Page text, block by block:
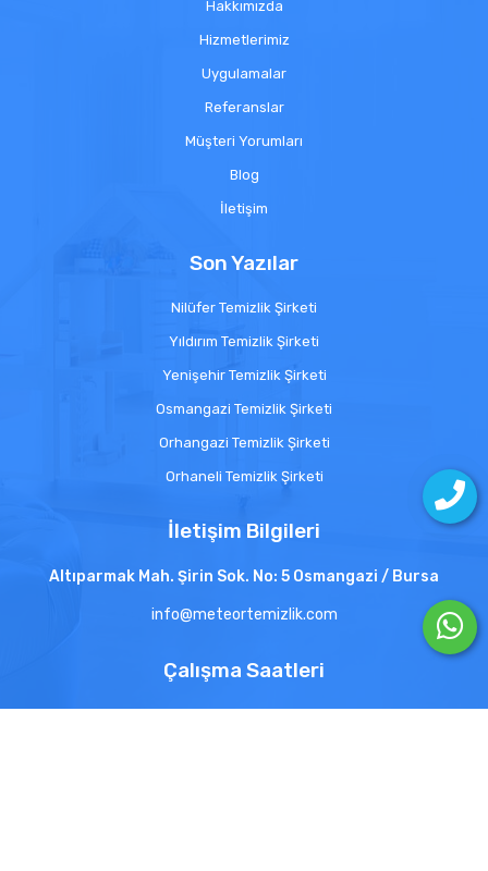
Hakkımızda
Hizmetlerimiz
Uygulamalar
Referanslar
Müşteri Yorumları
Blog
İletişim
Son Yazılar
Nilüfer Temizlik Şirketi
Yıldırım Temizlik Şirketi
Yenişehir Temizlik Şirketi
Osmangazi Temizlik Şirketi
Orhangazi Temizlik Şirketi
Orhaneli Temizlik Şirketi
İletişim Bilgileri
Altıparmak Mah. Şirin Sok. No: 5 Osmangazi / Bursa
info@meteortemizlik.com
Çalışma Saatleri